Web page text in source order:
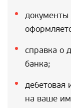
документы
справка о
банка;
дебетовая
на ваше